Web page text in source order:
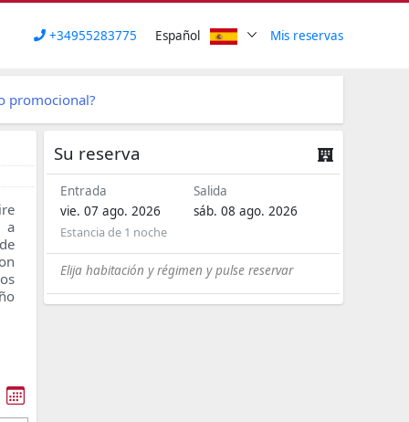
+34955283775 Español Mis reservas
promocional?
Su reserva
Entrada
vie. 07 ago. 2026
Salida
sáb. 08 ago. 2026
Estancia de 1 noche
Elija habitación y régimen y pulse reservar
a